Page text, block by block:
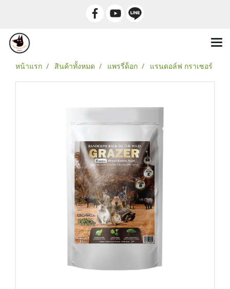
หน้าแรก สินค้าทั้งหมด แพรรี่ด็อก แรนดอล์ฟ กราเซอร์